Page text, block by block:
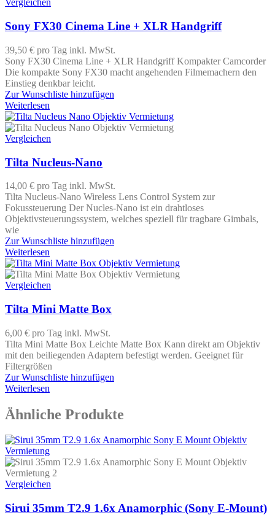
Vergleichen
Sony FX30 Cinema Line + XLR Handgriff
39,50 € pro Tag inkl. MwSt.
Sony FX30 Cinema Line + XLR Handgriff Kompakter Camcorder
Die kompakte Sony FX30 macht angehenden Filmemachern den
Einstieg denkbar leicht.
Zur Wunschliste hinzufügen
Weiterlesen
Vergleichen
Tilta Nucleus-Nano
14,00 € pro Tag inkl. MwSt.
Tilta Nucleus-Nano Wireless Lens Control System zur
Fokussteuerung Der Nucles-Nano ist ein drahtloses
Objektivsteuerungssystem, welches speziell für tragbare Gimbals,
wie
Zur Wunschliste hinzufügen
Weiterlesen
Vergleichen
Tilta Mini Matte Box
6,00 € pro Tag inkl. MwSt.
Tilta Mini Matte Box Leichte Matte Box Kann direkt am Objektiv
mit den beiliegenden Adaptern befestigt werden. Geeignet für
Filtergrößen
Zur Wunschliste hinzufügen
Weiterlesen
Ähnliche Produkte
Vergleichen
Sirui 35mm T2.9 1.6x Anamorphic (Sony E-Mount)